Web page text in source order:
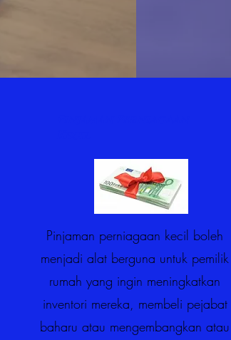
Pinjaman perniagaan kecil boleh
menjadi alat berguna untuk pemilik
rumah yang ingin meningkatkan
inventori mereka, membeli pejabat
baharu atau mengembangkan atau